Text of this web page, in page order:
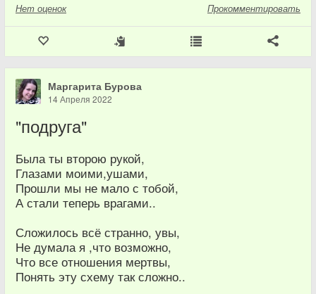
Нет оценок Прокомментировать
Маргарита Бурова
14 Апреля 2022
"подруга"
Была ты второю рукой,
Глазами моими,ушами,
Прошли мы не мало с тобой,
А стали теперь врагами..
Сложилось всё странно, увы,
Не думала я ,что возможно,
Что все отношения мертвы,
Понять эту схему так сложно..